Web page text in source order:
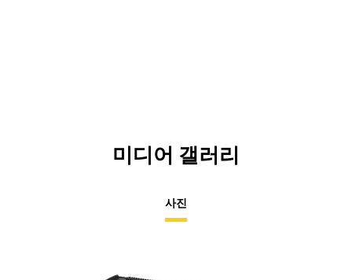
미디어 갤러리
사진